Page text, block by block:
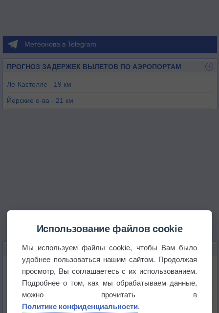
Метеонова в Telegram
ПРОГНОЗ ЗАДЕРЖЕК ВЫЛЕТОВ ПО АЭРОПОРТАМ
Ле-Кастелле - 19 км
Йерские о-ва - 21 км
КАРТЫ ПОГОДЫ В ЛА-СЕН-СЮР-МЕРЕ
Температура
Давление
Осадки
Облачность
Использование файлов cookie
Мы используем файлы cookie, чтобы Вам было
удобнее пользоваться нашим сайтом. Продолжая
просмотр, Вы соглашаетесь с их использованием.
Подробнее о том, как мы обрабатываем данные,
можно прочитать в
Политике конфиденциальности.